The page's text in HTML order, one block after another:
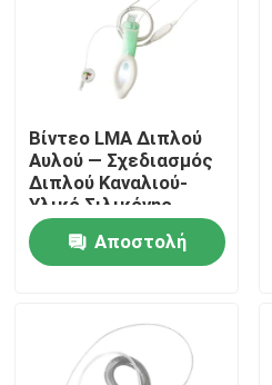
Αρχική Σελίδα
Εμφάνιση VR
Βίντεο LMA Διπλού
Αυλού — Σχεδιασμός
Διπλού Καναλιού-
Υλικό Σιλικόνης-
Υψηλή Στεγανότητα-
ISO
Αποστολή